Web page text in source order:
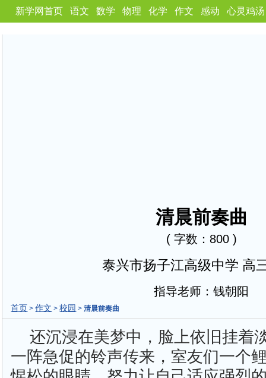
新学网首页 语文 数学 物理 化学 作文 感动 心灵鸡汤
清晨前奏曲
( 字数：800 )
泰兴市扬子江高级中学 高
指导老师：钱朝阳
首页 >作文 >校园 >清晨前奏曲
还沉浸在美梦中，脸上依旧挂着
一阵急促的铃声传来，室友们一个